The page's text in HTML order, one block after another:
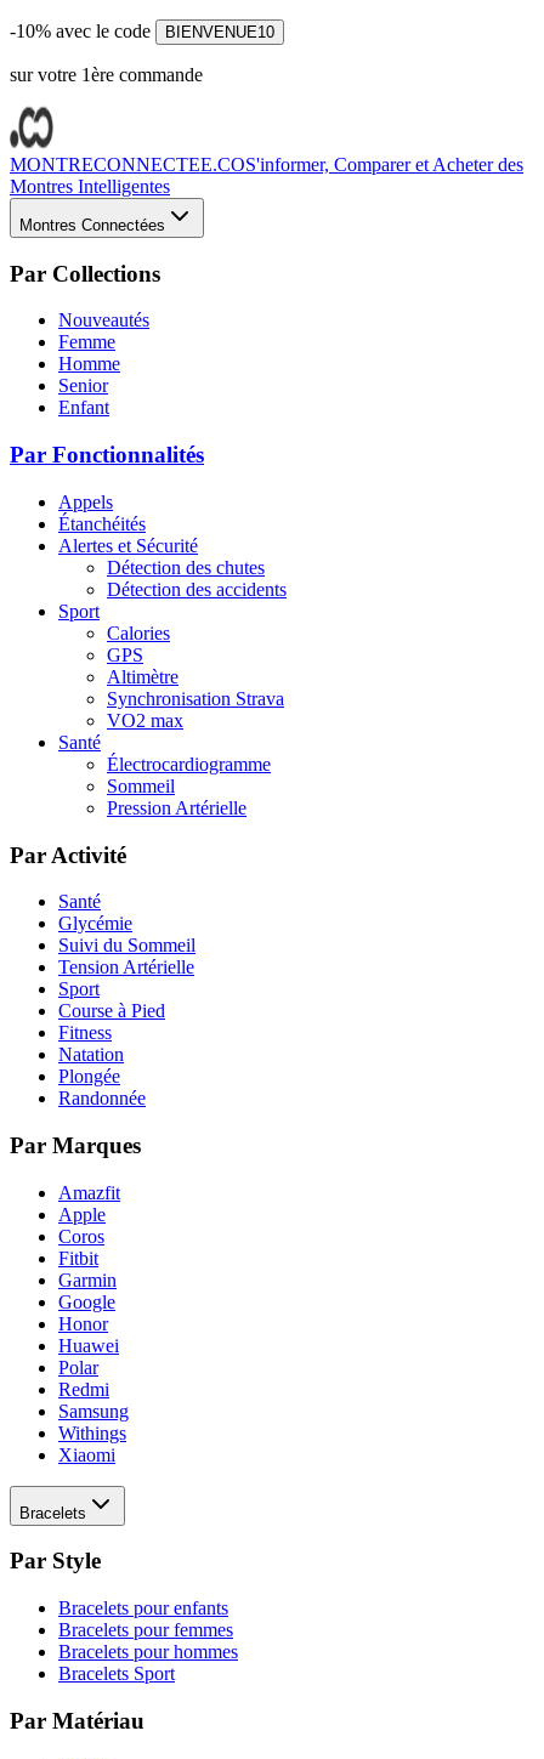
-10% avec le code BIENVENUE10
sur votre 1ère commande
MONTRECONNECTEE.COS'informer, Comparer et Acheter des
Montres Intelligentes
Montres Connectées
Par Collections
Nouveautés
Femme
Homme
Senior
Enfant
Par Fonctionnalités
Appels
Étanchéités
Alertes et Sécurité
Détection des chutes
Détection des accidents
Sport
Calories
GPS
Altimètre
Synchronisation Strava
VO2 max
Santé
Électrocardiogramme
Sommeil
Pression Artérielle
Par Activité
Santé
Glycémie
Suivi du Sommeil
Tension Artérielle
Sport
Course à Pied
Fitness
Natation
Plongée
Randonnée
Par Marques
Amazfit
Apple
Coros
Fitbit
Garmin
Google
Honor
Huawei
Polar
Redmi
Samsung
Withings
Xiaomi
Bracelets
Par Style
Bracelets pour enfants
Bracelets pour femmes
Bracelets pour hommes
Bracelets Sport
Par Matériau